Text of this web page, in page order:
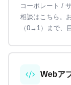
コーポレート /
相談はこちら。
（0→1）まで、
Webア